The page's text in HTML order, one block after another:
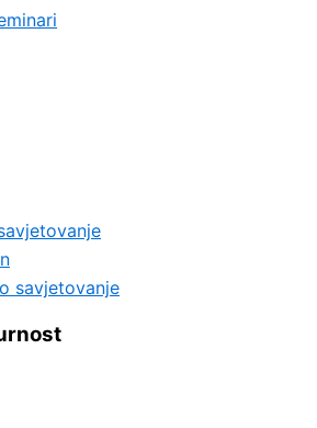
savjetovanje